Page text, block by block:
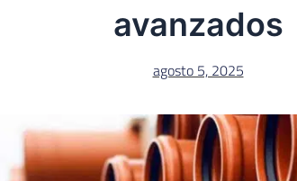
avanzados
agosto 5, 2025